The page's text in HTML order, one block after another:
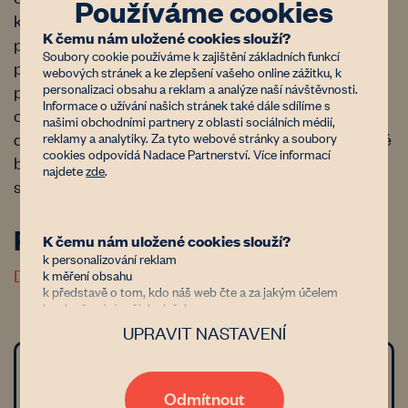
krajinná oblast, přírodní rezervace, přírodní
památka apod.) je nutný souhlas orgánu ochrany
přírody. Nelze získat souhlas s výsadbou dřevin,
pokud by výsadba byla v rozporu s předmětem
ochrany (např. výskyt vzácných světlomilných
druhů rostlin a živočichů na loukách nebo přirozeně
bezlesích plochách jako jsou strmé svahy a
skalnaté výchozy).
Reference
Dotační programy na obnovu krajiny
Používáme cookies
K čemu nám uložené cookies slouží?
Soubory cookie používáme k zajištění základních funkcí
webových stránek a ke zlepšení vašeho online zážitku, k
personalizaci obsahu a reklam a analýze naší návštěvnosti.
Informace o užívání našich stránek také dále sdílíme s
našimi obchodními partnery z oblasti sociálních médií,
reklamy a analytiky. Za tyto webové stránky a soubory
cookies odpovídá Nadace Partnerství. Více informací
najdetezde.
K čemu nám uložené cookies slouží?
k personalizování reklam
k měření obsahu
k představě o tom, kdo náš web čte a za jakým účelem
k vylepšování našich služeb
Důvěřujete nám?
stejně jako nám o zastavení znehodnocování půdy v Česku.
Díky tomu, že nám dáte možnost uchovávat data o vaší
UPRAVIT NASTAVENÍ
Odmítnout